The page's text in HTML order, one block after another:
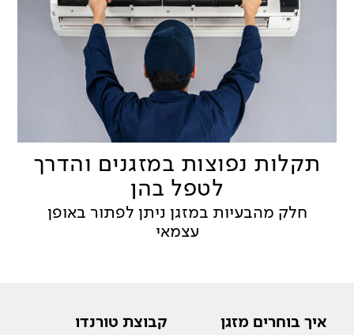
תקלות נפוצות במזגנים והדרך
לטפל בהן
חלק מהבעיות במזגן ניתן לפתור באופן
עצמאי
איך בוחרים מזגן קבוצת טורנדו